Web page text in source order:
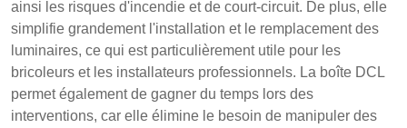
ainsi les risques d'incendie et de court-circuit. De plus, elle
simplifie grandement l'installation et le remplacement des
luminaires, ce qui est particulièrement utile pour les
bricoleurs et les installateurs professionnels. La boîte DCL
permet également de gagner du temps lors des
interventions, car elle élimine le besoin de manipuler des